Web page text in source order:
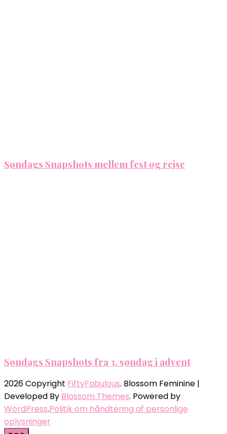
Søndags Snapshots mellem fest og rejse
Søndags Snapshots fra 3. søndag i advent
2026 Copyright FiftyFabulous. Blossom Feminine |
Developed By Blossom Themes. Powered by
WordPress.Politik om håndtering af personlige
oplysninger